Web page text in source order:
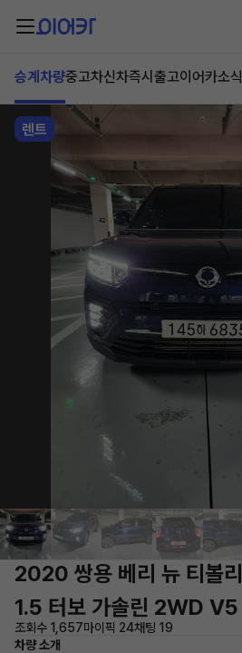
승계차량중고차신차즉시출고이어카소식
렌트
2020 쌍용 베리 뉴 티볼리
1.5 터보 가솔린 2WD V5
조회수 1,657마이픽 24채팅 19
차량 소개